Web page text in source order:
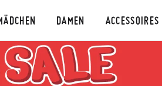
DAMEN ACCESSOIRES